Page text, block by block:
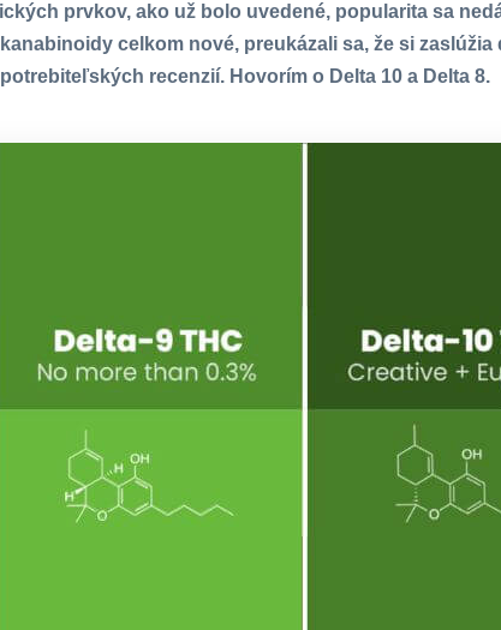
prvkov, ako už bolo uvedené, popularita sa
celkom nové, preukázali sa, že si zaslúžia
recenzií. Hovorím o Delta 10 a Delta 8.